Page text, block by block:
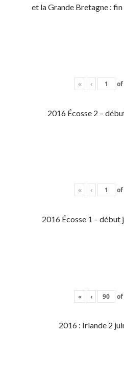
et la Grande Bretagne :
« ‹ of
2016 Écosse 2 –
« ‹ of
2016 Écosse 1 –
« ‹ of
2016 : Irlande 2